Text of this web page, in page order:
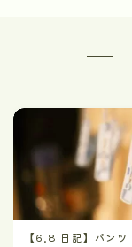
【6.8 日記】パンツ